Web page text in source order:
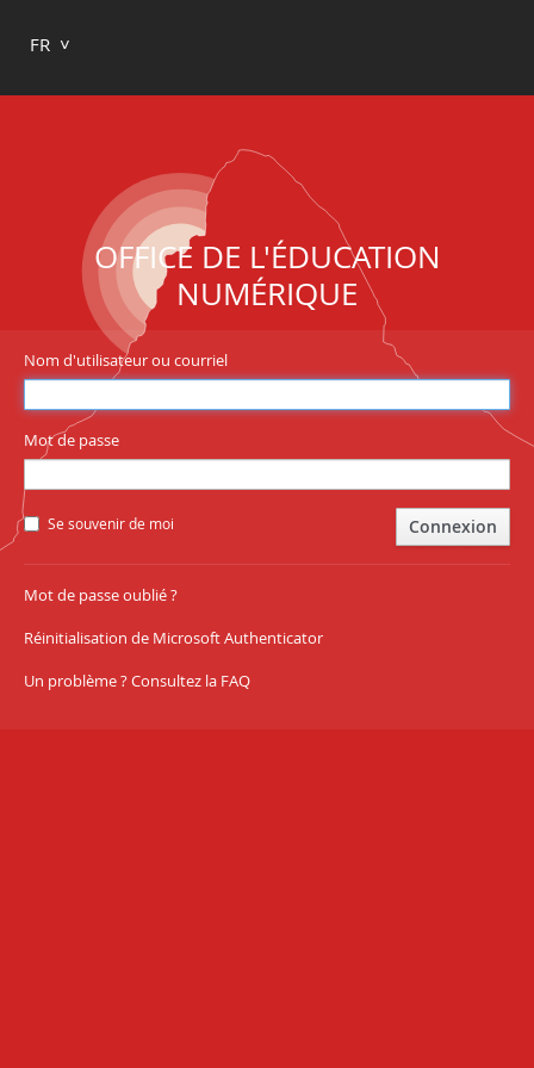
FR
OFFICE DE L'ÉDUCATION
NUMÉRIQUE
Nom d'utilisateur ou courriel
Mot de passe
Se souvenir de moi
Mot de passe oublié ?
Réinitialisation de Microsoft Authenticator
Un problème ? Consultez la FAQ